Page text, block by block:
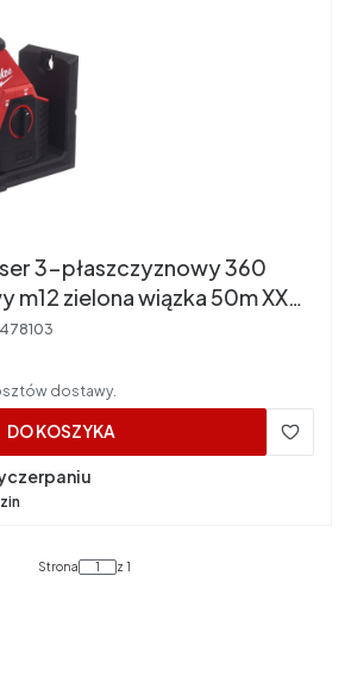
3-płaszczyznowy 360
zielona wiązka 50m XXX
dostawy.
DO KOSZYKA
Strona z 1